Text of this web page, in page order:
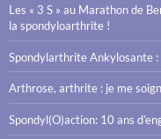
Les « 3 S » au Marathon de
la spondyloarthrite !
Spondylarthrite Ankylosante
Arthrose, arthrite : je me
Spondyl(O)action: 10 ans